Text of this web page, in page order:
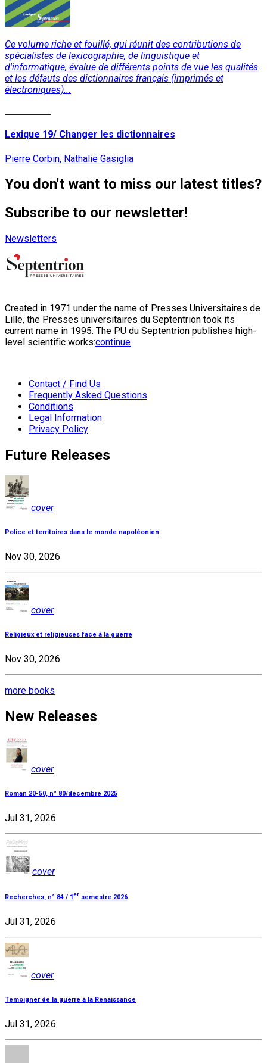
Ce volume riche et fouillé, qui réunit des contributions de
spécialistes de lexicographie, de linguistique et
d'informatique, évalue de différents points de vue les qualités
et les défauts des dictionnaires français (imprimés et
électroniques)...
Lexique 19/ Changer les dictionnaires
Pierre Corbin, Nathalie Gasiglia
You don't want to miss our latest titles?
Subscribe to our newsletter!
Newsletters
Created in 1971 under the name of Presses Universitaires de
Lille, the Presses universitaires du Septentrion took its
current name in 1995. The PU du Septentrion publishes high-
level scientific works:continue
Contact / Find Us
Frequently Asked Questions
Conditions
Legal Information
Privacy Policy
Future Releases
cover
Police et territoires dans le monde napoléonien
Nov 30, 2026
cover
Religieux et religieuses face à la guerre
Nov 30, 2026
more books
New Releases
cover
Roman 20-50, n° 80/décembre 2025
Jul 31, 2026
cover
Recherches, n° 84 / 1 er semestre 2026
Jul 31, 2026
cover
Témoigner de la guerre à la Renaissance
Jul 31, 2026